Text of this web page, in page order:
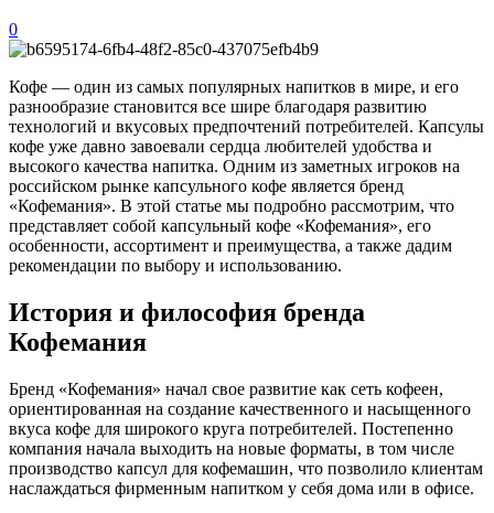
0
Кофе — один из самых популярных напитков в мире, и его
разнообразие становится все шире благодаря развитию
технологий и вкусовых предпочтений потребителей. Капсулы
кофе уже давно завоевали сердца любителей удобства и
высокого качества напитка. Одним из заметных игроков на
российском рынке капсульного кофе является бренд
«Кофемания». В этой статье мы подробно рассмотрим, что
представляет собой капсульный кофе «Кофемания», его
особенности, ассортимент и преимущества, а также дадим
рекомендации по выбору и использованию.
История и философия бренда
Кофемания
Бренд «Кофемания» начал свое развитие как сеть кофеен,
ориентированная на создание качественного и насыщенного
вкуса кофе для широкого круга потребителей. Постепенно
компания начала выходить на новые форматы, в том числе
производство капсул для кофемашин, что позволило клиентам
наслаждаться фирменным напитком у себя дома или в офисе.